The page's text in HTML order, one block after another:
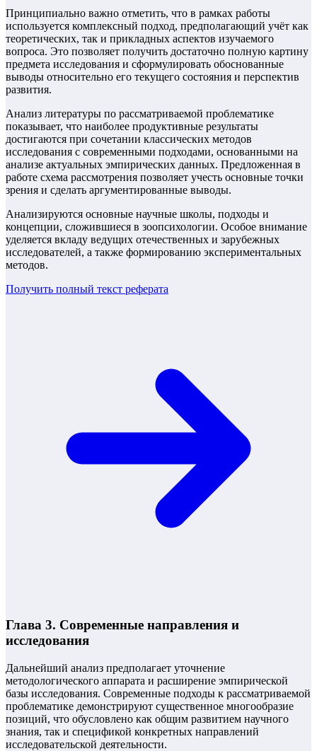
Принципиально важно отметить, что в рамках работы
используется комплексный подход, предполагающий учёт как
теоретических, так и прикладных аспектов изучаемого
вопроса. Это позволяет получить достаточно полную картину
предмета исследования и сформулировать обоснованные
выводы относительно его текущего состояния и перспектив
развития.
Анализ литературы по рассматриваемой проблематике
показывает, что наиболее продуктивные результаты
достигаются при сочетании классических методов
исследования с современными подходами, основанными на
анализе актуальных эмпирических данных. Предложенная в
работе схема рассмотрения позволяет учесть основные точки
зрения и сделать аргументированные выводы.
Анализируются основные научные школы, подходы и
концепции, сложившиеся в зоопсихологии. Особое внимание
уделяется вкладy ведущих отечественных и зарубежных
исследователей, а также формированию экспериментальных
методов.
Получить полный текст реферата
Глава 3. Современные направления и
исследования
Дальнейший анализ предполагает уточнение
методологического аппарата и расширение эмпирической
базы исследования. Современные подходы к рассматриваемой
проблематике демонстрируют существенное многообразие
позиций, что обусловлено как общим развитием научного
знания, так и спецификой конкретных направлений
исследовательской деятельности.